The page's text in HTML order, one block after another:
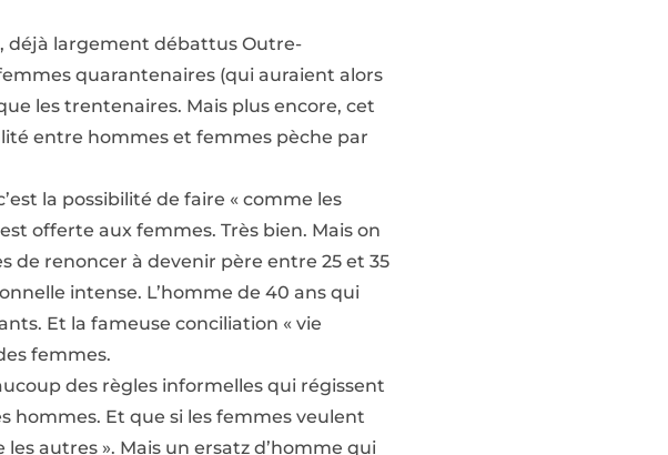
déjà largement débattus Outre-
quarantenaires (qui auraient alors
les trentenaires. Mais plus encore, cet
entre hommes et femmes pèche par
la possibilité de faire « comme les
offerte aux femmes. Très bien. Mais on
de renoncer à devenir père entre 25 et 35
intense. L’homme de 40 ans qui
Et la fameuse conciliation « vie
femmes.
des règles informelles qui régissent
hommes. Et que si les femmes veulent
autres ». Mais un ersatz d’homme qui